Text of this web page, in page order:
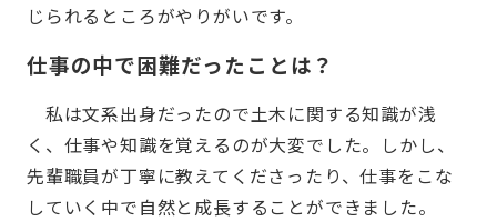
じられるところがやりがいです。
仕事の中で困難だったことは？
私は文系出身だったので土木に関する知識が浅
く、仕事や知識を覚えるのが大変でした。しかし、
先輩職員が丁寧に教えてくださったり、仕事をこな
していく中で自然と成長することができました。